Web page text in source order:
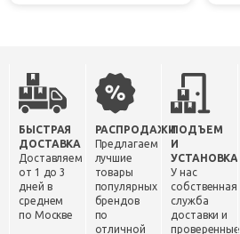
БЫСТРАЯ
ДОСТАВКА
Доставляем
от 1 до 3
дней в
среднем
по Москве
РАСПРОДАЖИ
Предлагаем
лучшие
товары
популярных
брендов
по
отличной
ПОДЪЕМ
И
УСТАНОВКА
У нас
собственная
служба
доставки и
проверенные